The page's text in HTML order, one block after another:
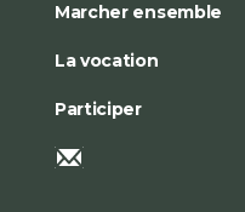
Marcher ensemble
La vocation
Participer